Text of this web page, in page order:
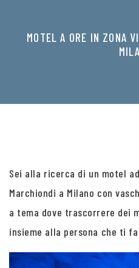
MOTEL A ORE IN ZONA
Sei alla ricerca di un motel
Marchiondi a Milano con
a tema dove trascorrere dei
insieme alla persona che ti